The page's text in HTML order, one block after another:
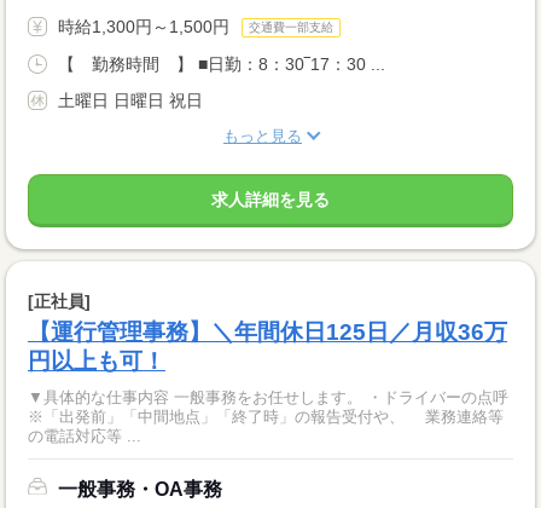
時給1,300円～1,500円 交通費一部支給
【 勤務時間 】 ■日勤：8：30‾17：30 ...
土曜日 日曜日 祝日
もっと見る
求人詳細を見る
[正社員]
【運行管理事務】＼年間休日125日／月収36万
円以上も可！
▼具体的な仕事内容 一般事務をお任せします。 ・ドライバーの点呼
※「出発前」「中間地点」「終了時」の報告受付や、 業務連絡等
の電話対応等 ...
一般事務・OA事務